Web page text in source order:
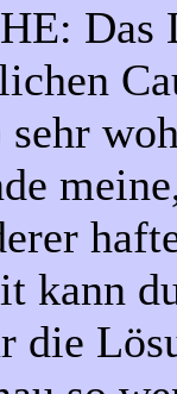
Das
sehr
kann
die